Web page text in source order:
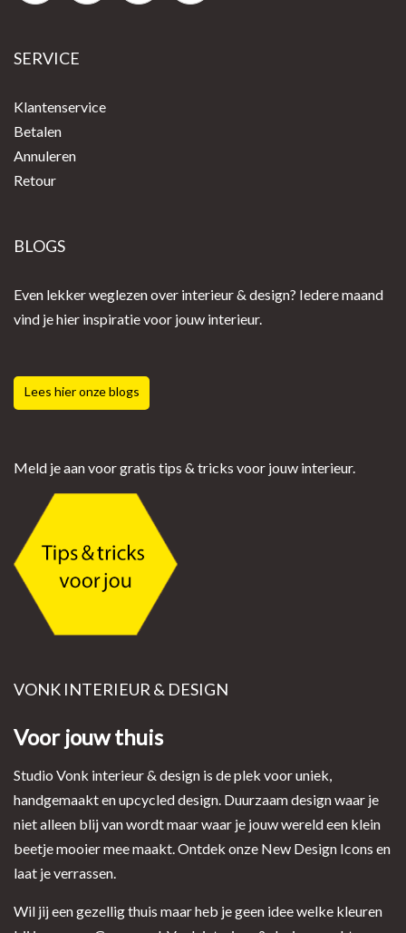
SERVICE
Klantenservice
Betalen
Annuleren
Retour
BLOGS
Even lekker weglezen over interieur & design? Iedere maand
vind je hier inspiratie voor jouw interieur.
Lees hier onze blogs
Meld je aan voor gratis tips & tricks voor jouw interieur.
VONK INTERIEUR & DESIGN
Voor jouw thuis
Studio Vonk interieur & design is de plek voor uniek,
handgemaakt en upcycled design. Duurzaam design waar je
niet alleen blij van wordt maar waar je jouw wereld een klein
beetje mooier mee maakt. Ontdek onze New Design Icons en
laat je verrassen.
Wil jij een gezellig thuis maar heb je geen idee welke kleuren